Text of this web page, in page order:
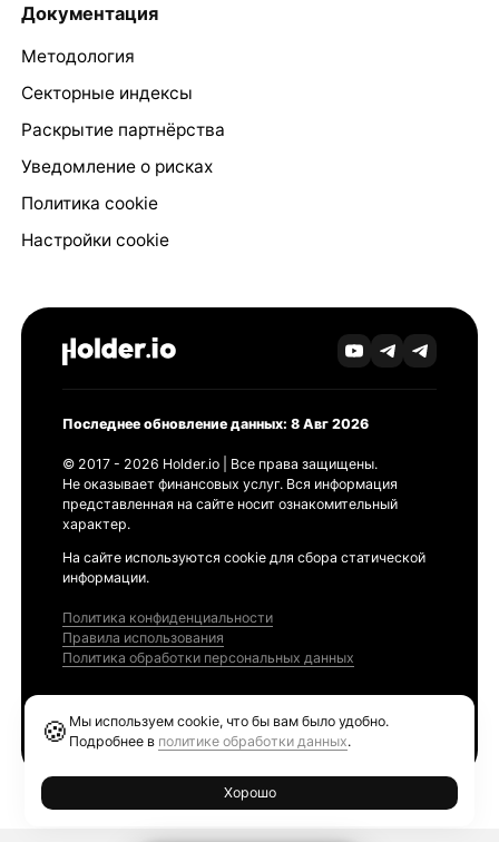
Документация
Методология
Секторные индексы
Раскрытие партнёрства
Уведомление о рисках
Политика cookie
Настройки cookie
Последнее обновление данных: 8 Авг 2026
© 2017 - 2026 Holder.io | Все права защищены.
Не оказывает финансовых услуг. Вся информация
представленная на сайте носит ознакомительный
характер.
На сайте используются cookie для сбора статической
информации.
Политика конфиденциальности
Правила использования
Политика обработки персональных данных
🍪 Мы используем cookie, что бы вам было удобно.
Подробнее в политике обработки данных.
Хорошо
Ethereum GAS Tracker